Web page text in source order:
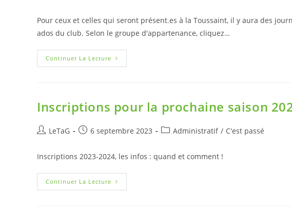
Pour ceux et celles qui seront présent.es à la Toussaint, il y aura des
ados du club. Selon le groupe d'appartenance, cliquez…
Continuer La Lecture
Inscriptions pour la prochaine saison
LeTaG 6 septembre 2023 Administratif / C'est passé
Inscriptions 2023-2024, les infos : quand et comment !
Continuer La Lecture